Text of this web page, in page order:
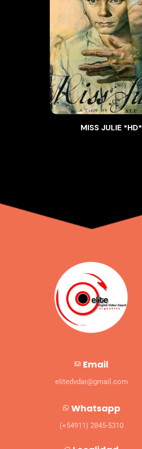
MISS JULIE *HD*
Email
elitedvdar@gmail.com
Whatsapp
(+54911) 2845-5310